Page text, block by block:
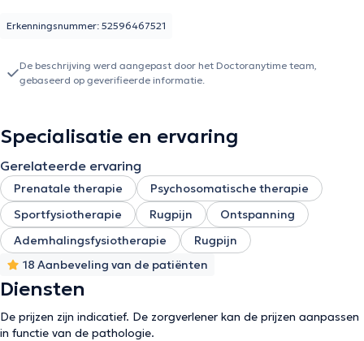
rugklachten, perineum revalidatie, hand-, nek- of polspijn. U kunt
op te lossen. U kunt haar bereiken op +32 477235452 om een
afspraak te maken.
Erkenningsnummer: 52596467521
De beschrijving werd aangepast door het Doctoranytime team,
gebaseerd op geverifieerde informatie.
Specialisatie en ervaring
Gerelateerde ervaring
Prenatale therapie
Psychosomatische therapie
Sportfysiotherapie
Rugpijn
Ontspanning
Ademhalingsfysiotherapie
Rugpijn
18 Aanbeveling van de patiënten
Diensten
De prijzen zijn indicatief. De zorgverlener kan de prijzen aanpassen
in functie van de pathologie.